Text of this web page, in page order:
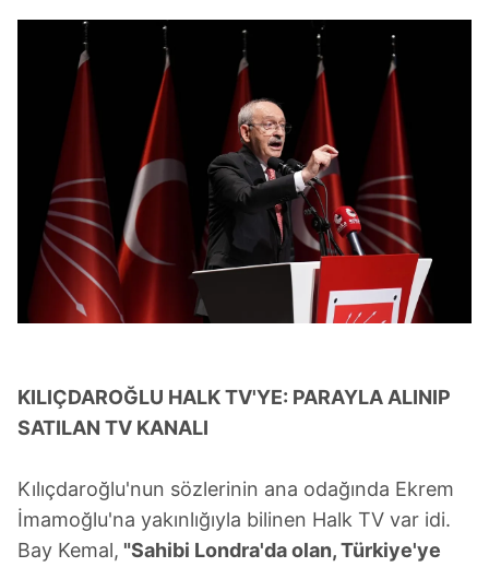
KILIÇDAROĞLU HALK TV'YE: PARAYLA ALINIP
SATILAN TV KANALI
Kılıçdaroğlu'nun sözlerinin ana odağında Ekrem
İmamoğlu'na yakınlığıyla bilinen Halk TV var idi.
Bay Kemal, "Sahibi Londra'da olan, Türkiye'ye